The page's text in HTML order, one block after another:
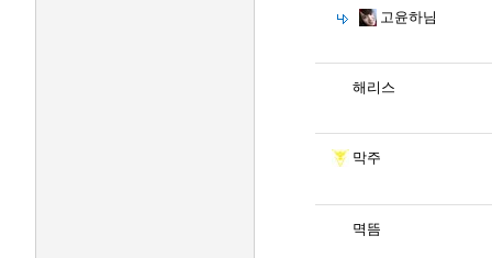
고윤하님
해리스
막주
멱뜸